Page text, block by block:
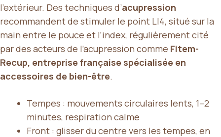
l’extérieur. Des techniques d’acupression
recommandent de stimuler le point LI4, situé sur la
main entre le pouce et l’index, régulièrement cité
par des acteurs de l’acupression comme Fitem-
Recup, entreprise française spécialisée en
accessoires de bien-être.
Tempes : mouvements circulaires lents, 1–2
minutes, respiration calme
Front : glisser du centre vers les tempes, en